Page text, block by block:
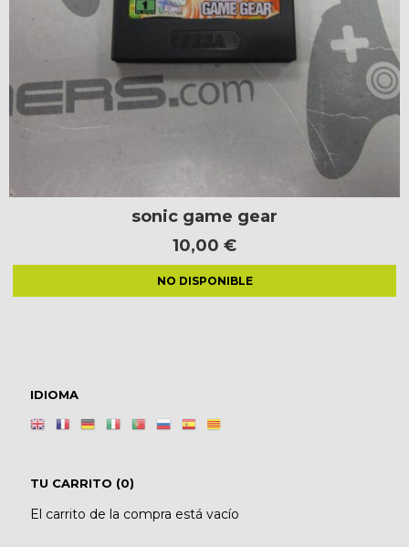
IDIOMA
TU CARRITO (0)
El carrito de la compra está vacío
sonic game gear
10,00 €
NO DISPONIBLE